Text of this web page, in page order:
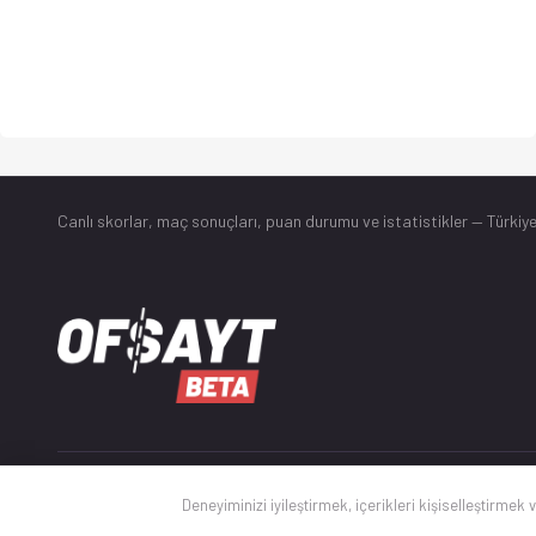
Canlı skorlar, maç sonuçları, puan durumu ve istatistikler —
Deneyiminizi iyileştirmek, içerikleri kişiselleştirmek